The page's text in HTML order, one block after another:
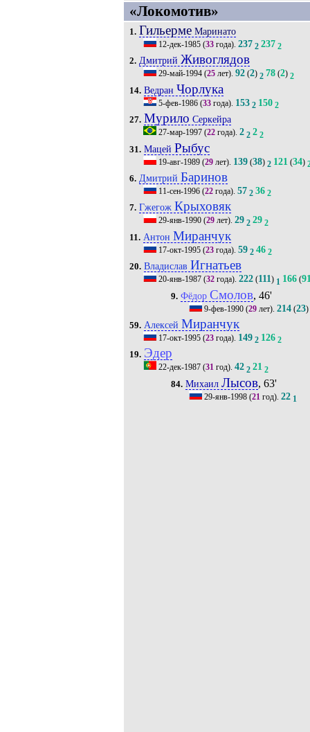
«Локомотив»
1. ГильермеМаринато
12-дек-1985(33года). 237 2 237 2
2. Дмитрий Живоглядов
29-май-1994(25лет). 92(2) 2 78(2) 2
14. Ведран Чорлука
5-фев-1986(33года). 153 2 150 2
27. Мурило Серкейра
27-мар-1997(22года). 2 2 2 2
31. Мацей Рыбус
19-авг-1989(29лет). 139(38) 2 121 (34)
6. Дмитрий Баринов
11-сен-1996(22года). 57 2 36 2
7. Гжегож Крыховяк
29-янв-1990(29лет). 29 2 29 2
11. Антон Миранчук
17-окт-1995(23года). 59 2 46 2
20. Владислав Игнатьев
20-янв-1987(32года). 222(111) 1 166(
9. Фёдор Смолов, 46'
9-фев-1990 (29 лет).214 (23)
59. Алексей Миранчук
17-окт-1995(23года). 149 2 126 2
19. Эдер
22-дек-1987(31год). 42 2 21 2
84. Михаил Лысов, 63'
29-янв-1998 (21 год).22 1